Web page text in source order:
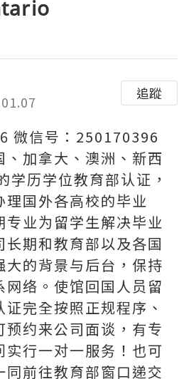
追蹤
微信号：250170396
加拿大、澳洲、新西
历学位教育部认证，
国外各高校的毕业
专业为留学生解决毕业
期和教育部以及各国
的背景与后台，保持
络。使馆回国人员留
完全按照正规程序、
预约来公司面谈，有专
实行一对一服务！也可
同前往教育部窗口递交